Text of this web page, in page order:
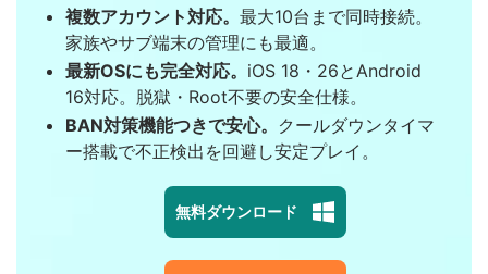
複数アカウント対応。 最大10台まで同時接続。
家族やサブ端末の管理にも最適。
最新OSにも完全対応。 iOS 18・26とAndroid
16対応。脱獄・Root不要の安全仕様。
BAN対策機能つきで安心。 クールダウンタイマ
ー搭載で不正検出を回避し安定プレイ。
無料ダウンロード